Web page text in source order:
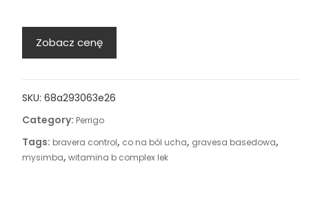
Zobacz cenę
SKU: 68a293063e26
Category: Perrigo
Tags: bravera control, co na ból ucha, gravesa basedowa,
mysimba, witamina b complex lek